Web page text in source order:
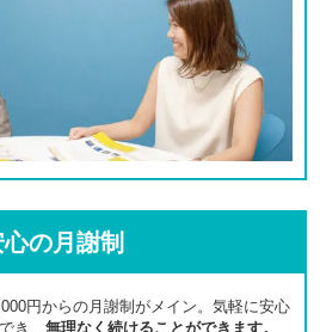
の月謝制
円からの月謝制がメイン。気軽に安心
き、 無理なく続けることができます。